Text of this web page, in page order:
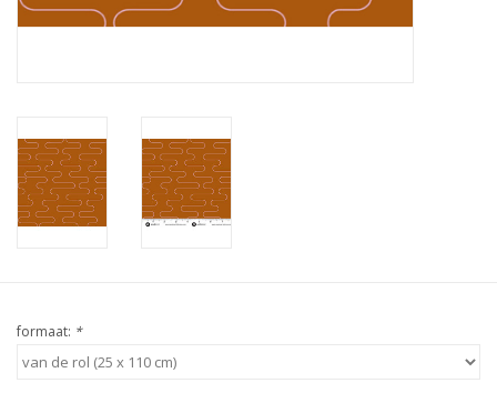
formaat: *